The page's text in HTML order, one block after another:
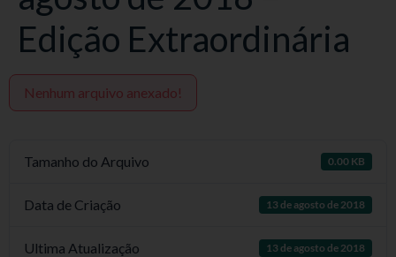
Edição Extraordinária
Nenhum arquivo anexado!
Tamanho do Arquivo 0.00 KB
Data de Criação 13 de agosto de 2018
Ultima Atualização 13 de agosto de 2018